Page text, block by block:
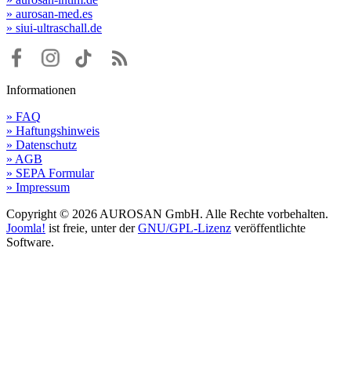
» aurosan-med.es
» siui-ultraschall.de
Informationen
» FAQ
» Haftungshinweis
» Datenschutz
» AGB
» SEPA Formular
» Impressum
Copyright © 2026 AUROSAN GmbH. Alle Rechte vorbehalten.
Joomla! ist freie, unter derGNU/GPL-Lizenz veröffentlichte
Software.